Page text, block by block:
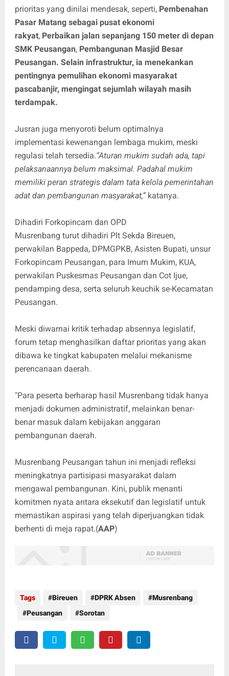
prioritas yang dinilai mendesak, seperti, Pembenahan
Pasar Matang sebagai pusat ekonomi
rakyat, Perbaikan jalan sepanjang 150 meter di depan
SMK Peusangan, Pembangunan Masjid Besar
Peusangan. Selain infrastruktur, ia menekankan
pentingnya pemulihan ekonomi masyarakat
pascabanjir, mengingat sejumlah wilayah masih
terdampak.
Jusran juga menyoroti belum optimalnya
implementasi kewenangan lembaga mukim, meski
regulasi telah tersedia.“Aturan mukim sudah ada, tapi
pelaksanaannya belum maksimal. Padahal mukim
memiliki peran strategis dalam tata kelola pemerintahan
adat dan pembangunan masyarakat,”katanya.
Dihadiri Forkopincam dan OPD
Musrenbang turut dihadiri Plt Sekda Bireuen,
perwakilan Bappeda, DPMGPKB, Asisten Bupati, unsur
Forkopincam Peusangan, para Imum Mukim, KUA,
perwakilan Puskesmas Peusangan dan Cot Ijue,
pendamping desa, serta seluruh keuchik se-Kecamatan
Peusangan.
Meski diwarnai kritik terhadap absennya legislatif,
forum tetap menghasilkan daftar prioritas yang akan
dibawa ke tingkat kabupaten melalui mekanisme
perencanaan daerah.
"Para peserta berharap hasil Musrenbang tidak hanya
menjadi dokumen administratif, melainkan benar-
benar masuk dalam kebijakan anggaran
pembangunan daerah.
Musrenbang Peusangan tahun ini menjadi refleksi
meningkatnya partisipasi masyarakat dalam
mengawal pembangunan. Kini, publik menanti
komitmen nyata antara eksekutif dan legislatif untuk
memastikan aspirasi yang telah diperjuangkan tidak
berhenti di meja rapat.(AAP)
Tags Bireuen DPRK Absen
Musrenbang
Peusangan
Sorotan